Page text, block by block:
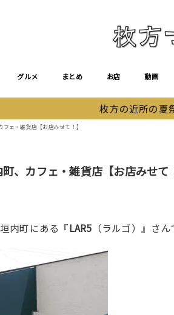
グルメ まとめ お店 動画
枚方の近所の夏
フェ・雑貨店【お店みせて！】
、カフェ・雑貨店【お店みせて
内町にある『LAR5 （ラルゴ）』さん